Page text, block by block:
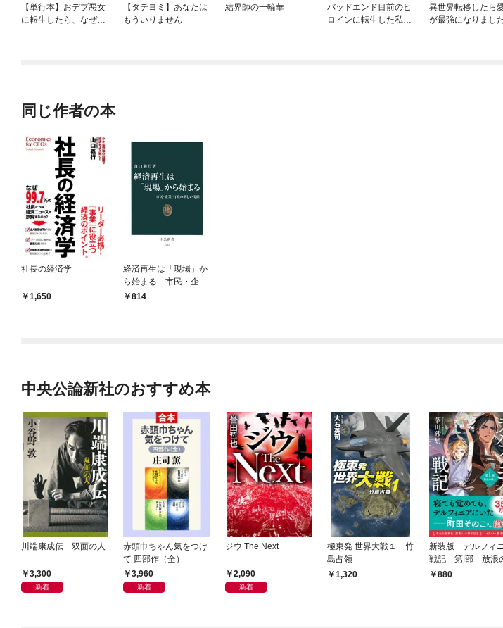
【単行本】おデブ悪女
に転生したら、なぜか
【タテヨミ】あなたは
もういりません
結界師の一輪華
バッドエンド目前のヒ
ロインに転生した私、
異世界転移したら
が最強になりまし
同じ作者の本
社長の経済学
1,650
経済再生は「現場」か
ら始まる 市民・企
業・行政の新しい関係
814
中央公論新社のおすすめ本
川端康成伝 双面の人
3,300
新着
赤頭巾ちゃん気をつけ
て 四部作（全）
3,960
新着
ジウ The Next
2,090
新着
極東発 世界大戦１ 竹
島占領
1,320
新装版 デルフィ
戦記 第Ⅰ部 放浪
士１880